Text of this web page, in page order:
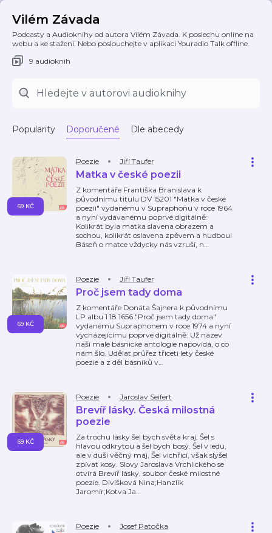
Vilém Závada
Podcasty a Audioknihy od autora Vilém Závada. K poslechu online na
webu a ke stažení. Nebo poslouchejte v aplikaci Youradio Talk offline.
9 audioknih
Popularity Doporučené Dle abecedy
Poezie Jiří Taufer
Matka v české poezii
Z komentáře Františka Branislava k
původnímu titulu DV 15201 "Matka v české
poezii" vydanému v Supraphonu v roce 1964
a nyní vydávanému poprvé digitálně:
Kolikrát byla matka slavena obrazem a
sochou, kolikrát oslavena zpěvem a hudbou!
Báseň o matce vždycky nás vzruší, n…
69 KČ
Poezie Jiří Taufer
Proč jsem tady doma
Z komentáře Donáta Šajnera k původnímu
LP albu 1 18 1656 "Proč jsem tady doma"
vydanému Supraphonem v roce 1974 a nyní
vycházejícímu poprvé digitálně: Už název
naší malé básnické antologie napovídá, o co
nám šlo. Udělat průřez třiceti lety české
poezie a z děl básníků v…
69 KČ
Poezie Jaroslav Seifert
Brevíř lásky. Česká milostná
poezie
Za trochu lásky šel bych světa kraj, Šel s
hlavou odkrytou a šel bych bosý. Šel v ledu,
ale v duši věčný máj, Šel vichřicí, však slyšel
zpívat kosy. Slovy Jaroslava Vrchlického se
otvírá Brevíř lásky, soubor české milostné
poezie. Divíšková Nina;Hanzlík
Jaromír;Kotva Ja…
69 KČ
Poezie Josef Patočka